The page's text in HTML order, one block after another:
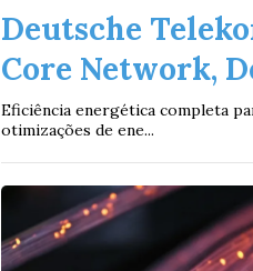
Deutsche
Core Network,
Eficiência energética completa
otimizações de ene...